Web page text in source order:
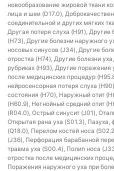
новообразование жировой ткани
лица и шеи (D17.0),
соединительной и других мягких
Другая потеря слуха (H91),
(H73), Другие болезни наружного
носовых синусов (J34), Другие
отростка (H74), Другие болезни
рубриках (H93), Другие поражения
после медицинских процедур
нейросенсорная потеря слуха
состояния (H70), Наружный отит
(H60.9), Негнойный средний отит
(R04.0), Острый синусит (J01),
Открытая рана уха (S01.3),
(Q18.0), Перелом костей носа
(J36), Перфорация барабанной
травма уха (S00.4), Полип носа
отростка после медицинских
Поражения наружного уха при